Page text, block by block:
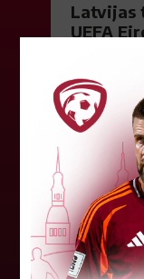
Latvijas
UEFA
Latvijas
līgas
"Shamrock
Andris